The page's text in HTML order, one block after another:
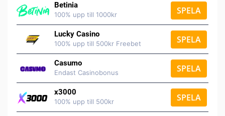
Betinia
100% upp till 1000kr SPELA
Lucky Casino
100% upp till 500kr Freebet SPELA
Casumo
Endast Casinobonus SPELA
x3000
100% upp till 500kr SPELA